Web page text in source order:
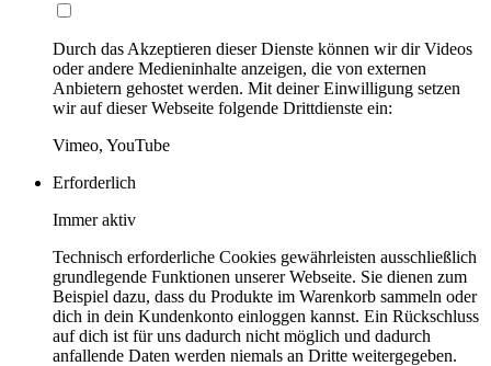
Durch das Akzeptieren dieser Dienste können wir dir Videos
oder andere Medieninhalte anzeigen, die von externen
Anbietern gehostet werden. Mit deiner Einwilligung setzen
wir auf dieser Webseite folgende Drittdienste ein:
Vimeo, YouTube
Erforderlich
Immer aktiv
Technisch erforderliche Cookies gewährleisten ausschließlich
grundlegende Funktionen unserer Webseite. Sie dienen zum
Beispiel dazu, dass du Produkte im Warenkorb sammeln oder
dich in dein Kundenkonto einloggen kannst. Ein Rückschluss
auf dich ist für uns dadurch nicht möglich und dadurch
anfallende Daten werden niemals an Dritte weitergegeben.